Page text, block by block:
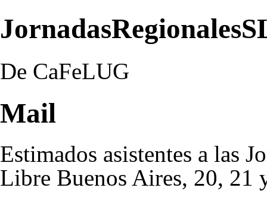
De CaFeLUG
Mail
Estimados asistentes a las
Libre Buenos Aires, 20, 21